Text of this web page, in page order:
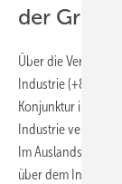
der
Über die
Industrie (+8) und
Konjunktur im 1.
Industrie
Im
über dem